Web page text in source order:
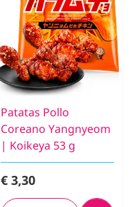
Patatas Pollo
Coreano Yangnyeom
| Koikeya 53 g
€ 3,30